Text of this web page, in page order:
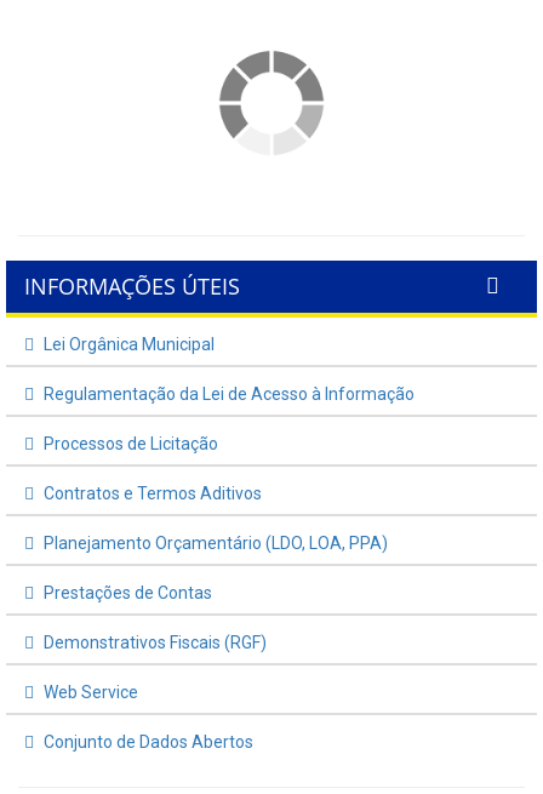
INFORMAÇÕES ÚTEIS
Lei Orgânica Municipal
Regulamentação da Lei de Acesso à Informação
Processos de Licitação
Contratos e Termos Aditivos
Planejamento Orçamentário (LDO, LOA, PPA)
Prestações de Contas
Demonstrativos Fiscais (RGF)
Web Service
Conjunto de Dados Abertos